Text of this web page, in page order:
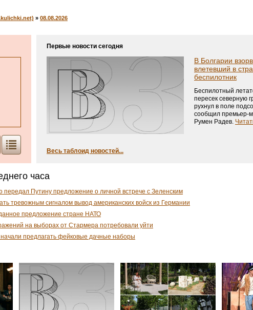
» 08.08.2026
Первые новости сегодня
В Болгарии
влетевший в
беспилотник
Беспилотный
пересек северную
рухнул в поле
сообщил премьер-
Румен Радев.
Весь таблоид новостей...
часа
передал Путину предложение о личной встрече с Зеленским
тревожным сигналом вывод американских войск из Германии
предложение стране НАТО
на выборах от Стармера потребовали уйти
предлагать фейковые дачные наборы